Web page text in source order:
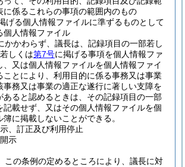
に係るこれらの事項の範囲内のもの
げる個人情報ファイルに準ずるものとして
個人情報ファイル
かかわらず、議長は、記録項目の一部若し
若しくは第7号に掲げる事項を個人情報ファ
、又は個人情報ファイルを個人情報ファイ
ことにより、利用目的に係る事務又は事業
事務又は事業の適正な遂行に著しい支障を
あると認めるときは、その記録項目の一部
記載せず、又はその個人情報ファイルを個
簿に掲載しないことができる。
、訂正及び利用停止
開示
この条例の定めるところにより、議長に対